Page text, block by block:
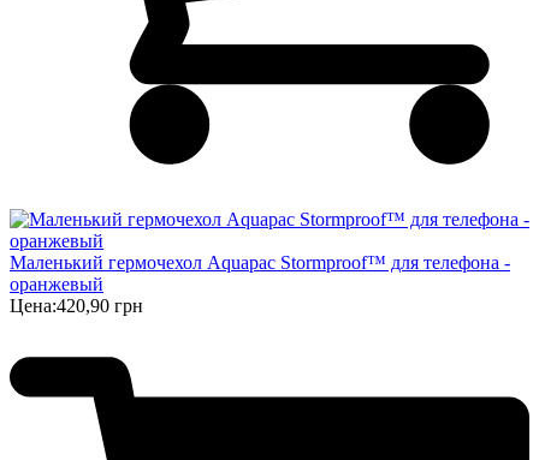
Маленький гермочехол Aquapac Stormproof™ для телефона -
оранжевый
Цена:420,90 грн